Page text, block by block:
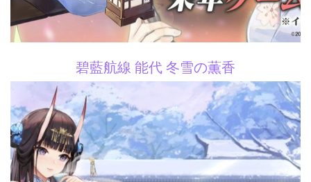
碧藍航線 能代 冬雪の薫香